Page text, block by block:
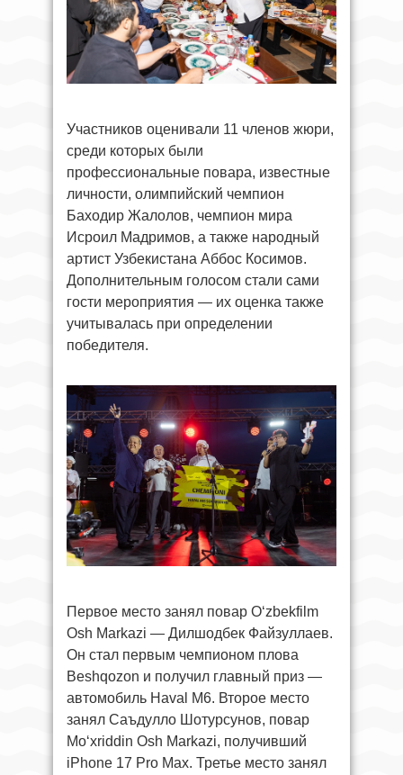
Участников оценивали 11 членов жюри,
среди которых были
профессиональные повара, известные
личности, олимпийский чемпион
Баходир Жалолов, чемпион мира
Исроил Мадримов, а также народный
артист Узбекистана Аббос Косимов.
Дополнительным голосом стали сами
гости мероприятия — их оценка также
учитывалась при определении
победителя.
Первое место занял повар Oʻzbekfilm
Osh Markazi — Дилшодбек Файзуллаев.
Он стал первым чемпионом плова
Beshqozon и получил главный приз —
автомобиль Haval M6. Второе место
занял Саъдулло Шотурсунов, повар
Moʻxriddin Osh Markazi, получивший
iPhone 17 Pro Max. Третье место занял